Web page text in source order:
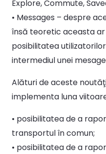
Explore, Commute,
• Messages – despre
însă teoretic aceasta
posibilitatea
intermediul unei
Alături de aceste
implementa luna
• posibilitatea de a
transportul în comun;
• posibilitatea de a